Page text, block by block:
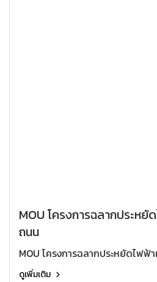
MOU โครงการฉลากประหยั
ถนน
MOU โครงการฉลากประหยัดไฟฟ้
ดูเพิ่มเติม